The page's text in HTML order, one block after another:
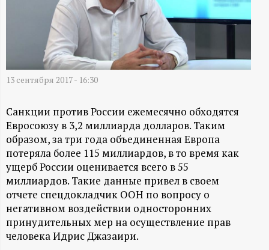
Д
А
Н
-
и
н
13 сентября 2017 - 16:30
Санкции против России ежемесячно обходятся
Евросоюзу в 3,2 миллиарда долларов. Таким
образом, за три года объединенная Европа
потеряла более 115 миллиардов, в то время как
ущерб России оценивается всего в 55
миллиардов. Такие данные привел в своем
отчете спецдокладчик ООН по вопросу о
негативном воздействии односторонних
принудительных мер на осуществление прав
человека Идрис Джазаири.